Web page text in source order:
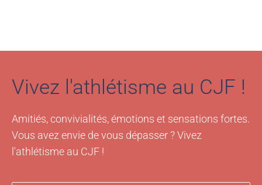
Vivez l'athlétisme au CJF !
Amitiés, convivialités, émotions et sensations fortes.
Vous avez envie de vous dépasser ? Vivez
l'athlétisme au CJF !